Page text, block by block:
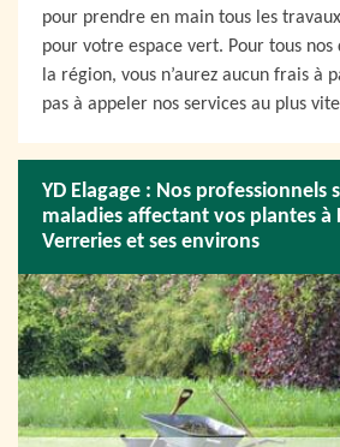
pour prendre en main tous les
pour votre espace vert. Pour tous nos
la région, vous n’aurez aucun frais à
pas à appeler nos services au plus
YD Elagage : Nos professionnels
maladies affectant vos plantes à
Verreries et ses environs